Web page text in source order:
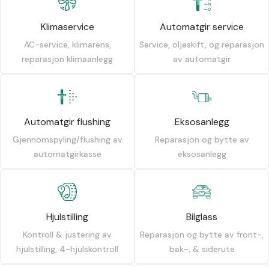
Klimaservice
AC-service, klimarens,
reparasjon klimaanlegg
Automatgir service
Service, oljeskift, og reparasjon
av automatgir
Automatgir flushing
Gjennomspyling/flushing av
automatgirkasse
Eksosanlegg
Reparasjon og bytte av
eksosanlegg
Hjulstilling
Kontroll & justering av
hjulstilling, 4-hjulskontroll
Bilglass
Reparasjon og bytte av front-,
bak-, & siderute